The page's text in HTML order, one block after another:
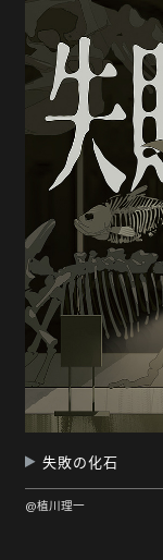
失敗の化石
@植川理一